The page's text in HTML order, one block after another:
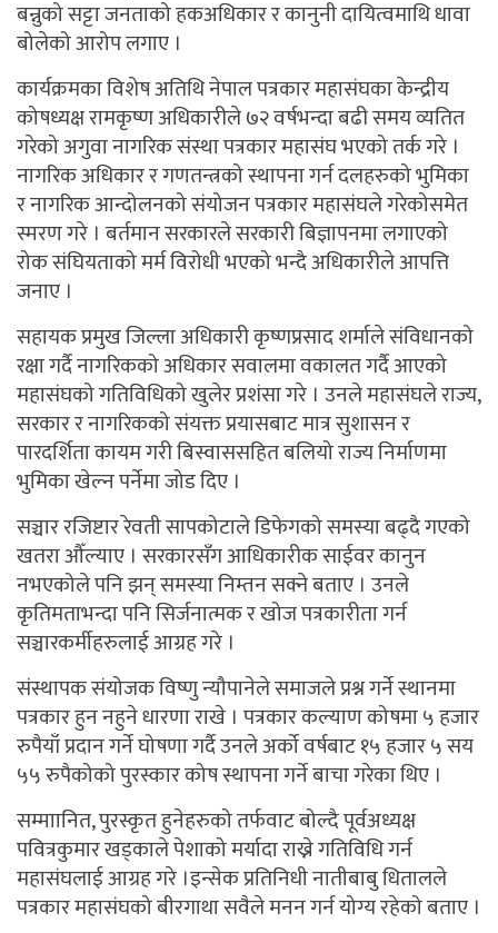
बन्नुको सट्टा जनताको हकअधिकार र कानुनी दायित्वमाथि धावा
बोलेको आरोप लगाए ।
कार्यक्रमका विशेष अतिथि नेपाल पत्रकार महासंघका केन्द्रीय
कोषध्यक्ष रामकृष्ण अधिकारीले ७२ वर्षभन्दा बढी समय व्यतित
गरेको अगुवा नागरिक संस्था पत्रकार महासंघ भएको तर्क गरे ।
नागरिक अधिकार र गणतन्त्रको स्थापना गर्न दलहरुको भुमिका
र नागरिक आन्दोलनको संयोजन पत्रकार महासंघले गरेकोसमेत
स्मरण गरे । बर्तमान सरकारले सरकारी बिज्ञापनमा लगाएको
रोक संघियताको मर्म विरोधी भएको भन्दै अधिकारीले आपत्ति
जनाए ।
सहायक प्रमुख जिल्ला अधिकारी कृष्णप्रसाद शर्माले संविधानको
रक्षा गर्दै नागरिकको अधिकार सवालमा वकालत गर्दै आएको
महासंघको गतिविधिको खुलेर प्रशंसा गरे । उनले महासंघले राज्य,
सरकार र नागरिकको संयक्त प्रयासबाट मात्र सुशासन र
पारदर्शिता कायम गरी बिस्वाससहित बलियो राज्य निर्माणमा
भुमिका खेल्न पर्नेमा जोड दिए ।
सञ्चार रजिष्टार रेवती सापकोटाले डिफेगको समस्या बढ्दै गएको
खतरा औँल्याए । सरकारसँग आधिकारीक साईवर कानुन
नभएकोले पनि झन् समस्या निम्तन सक्ने बताए । उनले
कृतिमताभन्दा पनि सिर्जनात्मक र खोज पत्रकारीता गर्न
सञ्चारकर्मीहरुलाई आग्रह गरे ।
संस्थापक संयोजक विष्णु न्यौपानेले समाजले प्रश्न गर्ने स्थानमा
पत्रकार हुन नहुने धारणा राखे । पत्रकार कल्याण कोषमा ५ हजार
रुपैयाँ प्रदान गर्ने घोषणा गर्दै उनले अर्को वर्षबाट १५ हजार ५ सय
५५ रुपैकोको पुरस्कार कोष स्थापना गर्ने बाचा गरेका थिए ।
सम्माानित, पुरस्कृत हुनेहरुको तर्फवाट बोल्दै पूर्वअध्यक्ष
पवित्रकुमार खड्काले पेशाको मर्यादा राख्ने गतिविधि गर्न
महासंघलाई आग्रह गरे ।इन्सेक प्रतिनिधी नातीबाबु धितालले
पत्रकार महासंघको बीरगाथा सवैले मनन गर्न योग्य रहेको बताए ।